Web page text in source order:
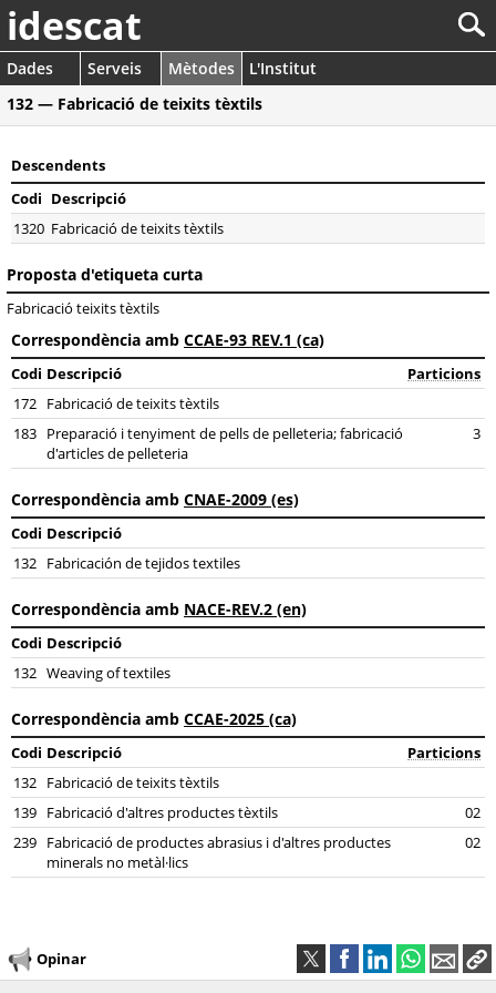
idescat
Dades Serveis Mètodes
L'Institut
132 — Fabricació de teixits tèxtils
Descendents
Codi Descripció
1320 Fabricació de teixits tèxtils
Proposta d'etiqueta curta
Fabricació teixits tèxtils
Correspondència amb CCAE-93 REV.1 (ca)
Codi Descripció
Particions
172 Fabricació de teixits tèxtils
183 Preparació i tenyiment de pells de pelleteria; fabricació
d'articles de pelleteria
3
Correspondència amb CNAE-2009 (es)
Codi Descripció
132 Fabricación de tejidos textiles
Correspondència amb NACE-REV.2 (en)
Codi Descripció
132 Weaving of textiles
Correspondència amb CCAE-2025 (ca)
Codi Descripció
Particions
132 Fabricació de teixits tèxtils
139 Fabricació d'altres productes tèxtils
02
239 Fabricació de productes abrasius i d'altres productes
minerals no metàl·lics
02
Opinar